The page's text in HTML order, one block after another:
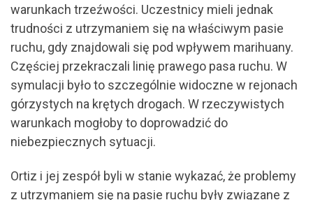
warunkach trzeźwości. Uczestnicy mieli jednak
trudności z utrzymaniem się na właściwym pasie
ruchu, gdy znajdowali się pod wpływem marihuany.
Częściej przekraczali linię prawego pasa ruchu. W
symulacji było to szczególnie widoczne w rejonach
górzystych na krętych drogach. W rzeczywistych
warunkach mogłoby to doprowadzić do
niebezpiecznych sytuacji.
Ortiz i jej zespół byli w stanie wykazać, że problemy
z utrzymaniem się na pasie ruchu były związane z